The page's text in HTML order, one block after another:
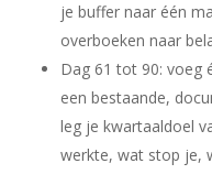
je buffer naar één
overboeken naar
Dag 61 tot 90: voeg
een bestaande,
leg je kwartaaldoel
werkte, wat stop je,